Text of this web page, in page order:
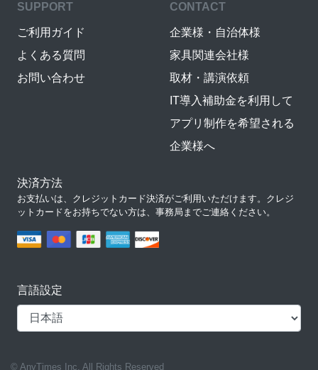
SUPPORT
ご利用ガイド
よくある質問
お問い合わせ
CONTACT
企業様・自治体様
家具関連会社様
取材・講演依頼
IT導入補助金を利用して
アプリ制作を希望される
企業様へ
決済方法
お支払いは、クレジットカード決済がご利用いただけます。クレジ
ットカードをお持ちでない方は、事務局までご連絡ください。
言語設定
© AnyTimes Inc. All Rights Reserved